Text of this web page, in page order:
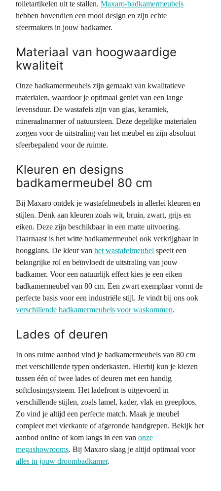
toiletartikelen uit te stallen. Maxaro-badkamermeubels
hebben bovendien een mooi design en zijn echte
sfeermakers in jouw badkamer.
Materiaal van hoogwaardige
kwaliteit
Onze badkamermeubels zijn gemaakt van kwalitatieve
materialen, waardoor je optimaal geniet van een lange
levensduur. De wastafels zijn van glas, keramiek,
mineraalmarmer of natuursteen. Deze degelijke materialen
zorgen voor de uitstraling van het meubel en zijn absoluut
sfeerbepalend voor de ruimte.
Kleuren en designs
badkamermeubel 80 cm
Bij Maxaro ontdek je wastafelmeubels in allerlei kleuren en
stijlen. Denk aan kleuren zoals wit, bruin, zwart, grijs en
eiken. Deze zijn beschikbaar in een matte uitvoering.
Daarnaast is het witte badkamermeubel ook verkrijgbaar in
hoogglans. De kleur van het wastafelmeubel speelt een
belangrijke rol en beïnvloedt de uitstraling van jouw
badkamer. Voor een natuurlijk effect kies je een eiken
badkamermeubel van 80 cm. Een zwart exemplaar vormt de
perfecte basis voor een industriële stijl. Je vindt bij ons ook
verschillende badkamermeubels voor waskommen.
Lades of deuren
In ons ruime aanbod vind je badkamermeubels van 80 cm
met verschillende typen onderkasten. Hierbij kun je kiezen
tussen één of twee lades of deuren met een handig
softclosingsysteem. Het ladefront is uitgevoerd in
verschillende stijlen, zoals lamel, kader, vlak en greeploos.
Zo vind je altijd een perfecte match. Maak je meubel
compleet met vierkante of afgeronde handgrepen. Bekijk het
aanbod online of kom langs in een van onze
megashowrooms. Bij Maxaro slaag je altijd optimaal voor
alles in jouw droombadkamer.